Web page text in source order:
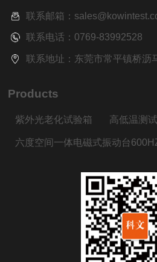
联系邮箱：
联系电话：0769-83992528
联系地址：东莞市常平镇桥沥
Products
紫外光老化试验箱 高低温测
六度空间一体电磁式振动台